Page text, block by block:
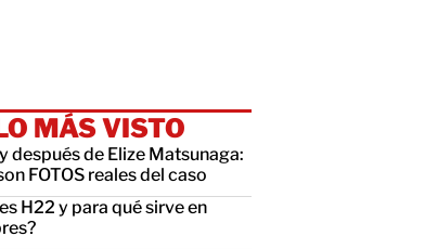
MÁS VISTO
después de Elize Matsunaga:
FOTOS reales del caso
H22 y para qué sirve en